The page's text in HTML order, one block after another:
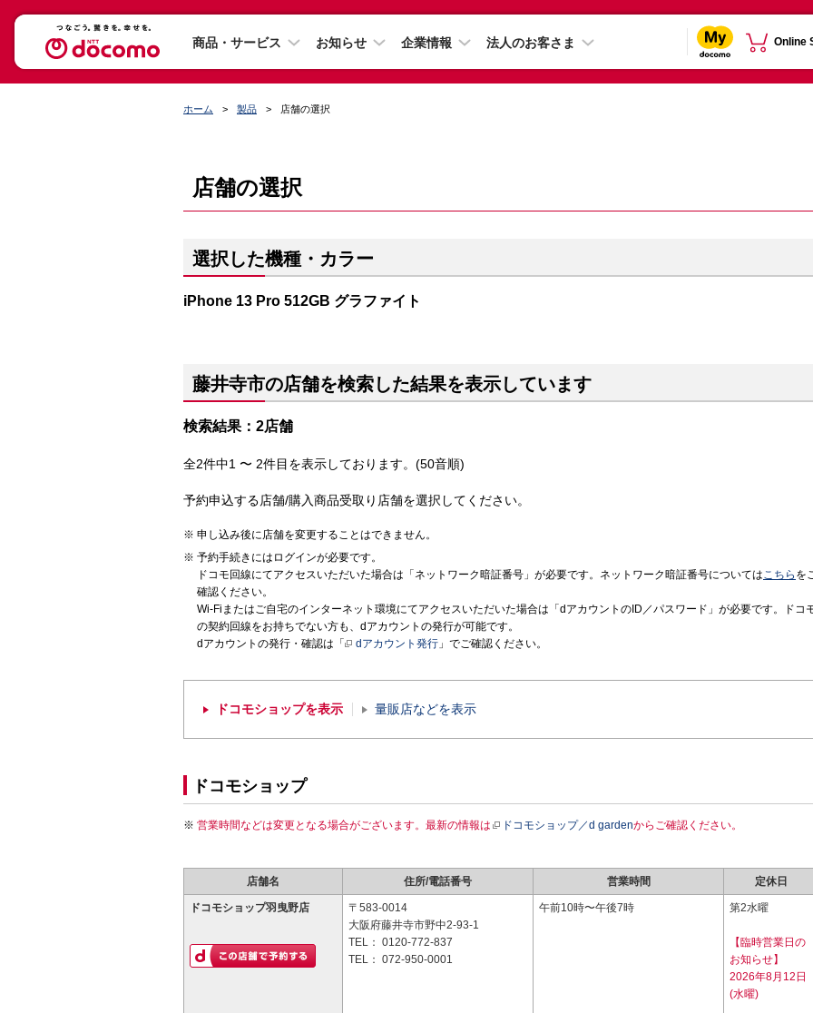
商品・サービス お知らせ 企業情報 法人のお客さま Online
ホーム 製品 店舗の選択
店舗の選択
選択した機種・カラー
iPhone 13 Pro 512GB グラファイト
藤井寺市の店舗を検索した結果を表示しています
検索結果：2店舗
全2件中1 〜 2件目を表示しております。(50音順)
予約申込する店舗/購入商品受取り店舗を選択してください。
申し込み後に店舗を変更することはできません。
予約手続きにはログインが必要です。
ドコモ回線にてアクセスいただいた場合は「ネットワーク暗証番号」が必要です。ネットワーク暗証番号についてはこちら を
確認ください。
Wi-Fiまたはご自宅のインターネット環境にてアクセスいただいた場合は「dアカウントのID／パスワード」が必要です。ドコ
の契約回線をお持ちでない方も、dアカウントの発行が可能です。
dアカウントの発行・確認は「
dアカウント発行 」でご確認ください。
ドコモショップを表示 量販店などを表示
ドコモショップ
営業時間などは変更となる場合がございます。最新の情報は ドコモショップ／d gardenからご確認ください。
店舗名 住所/電話番号 営業時間 定休日
ドコモショップ羽曳野店
〒583-0014
大阪府藤井寺市野中2-93-1
TEL： 0120-772-837
TEL： 072-950-0001
午前10時〜午後7時 第2水曜
【臨時営業日の
お知らせ】
2026年8月12日
(水曜)